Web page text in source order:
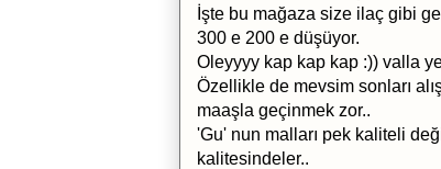
İşte bu mağaza size ilaç gibi
300 e 200 e düşüyor.
Oleyyyy kap kap kap :)) valla
Özellikle de mevsim sonları
maaşla geçinmek zor..
'Gu' nun malları pek kaliteli
kalitesindeler..